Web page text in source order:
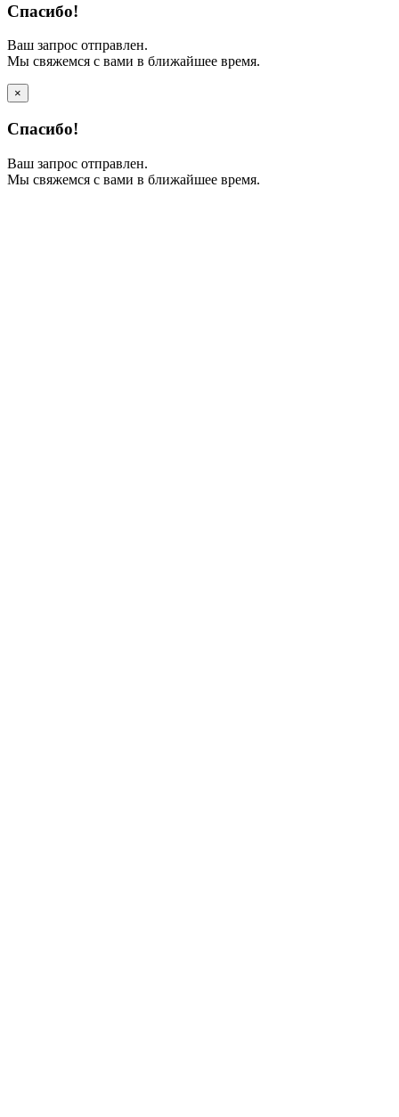
Спасибо!
Ваш запрос отправлен.
Мы свяжемся с вами в ближайшее время.
×
Спасибо!
Ваш запрос отправлен.
Мы свяжемся с вами в ближайшее время.